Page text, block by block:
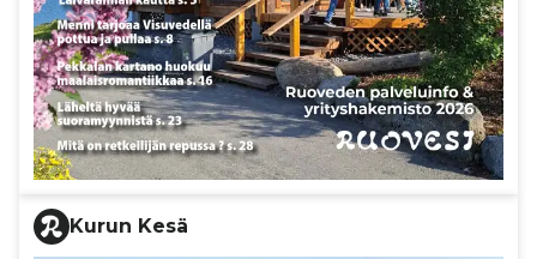
Kurun Kesä